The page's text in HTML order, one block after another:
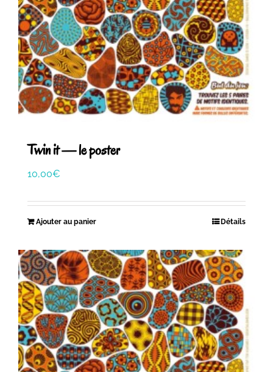
Twin it — le poster
10,00€
Ajouter au panier Détails